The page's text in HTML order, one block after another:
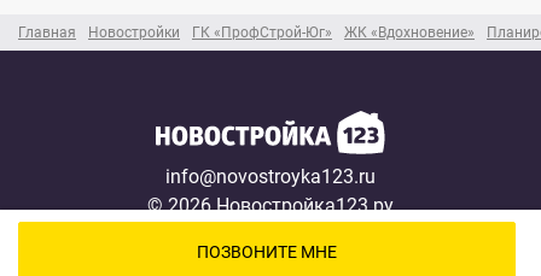
Главная Новостройки ГК «ПрофСтрой-Юг» ЖК «Вдохновение»
info@novostroyka123.ru
© 2026 Новостройка123.ру
ПОЗВОНИТЕ МНЕ